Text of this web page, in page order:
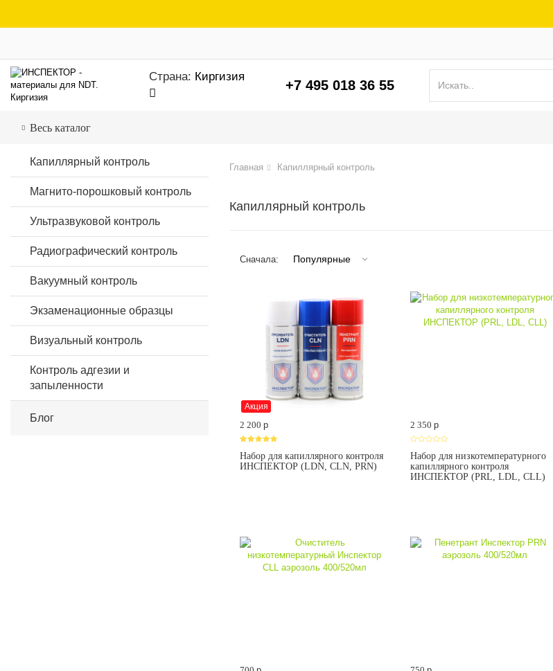
Страна: Киргизия
+7 495 018 36 55
Весь каталог
Капиллярный контроль
Магнито-порошковый контроль
Ультразвуковой контроль
Радиографический контроль
Вакуумный контроль
Экзаменационные образцы
Визуальный контроль
Контроль адгезии и
запыленности
Блог
Главная Капиллярный контроль
Капиллярный контроль
Сначала: Популярные
Акция
2 200 p
Набор для капиллярного контроля
ИНСПЕКТОР (LDN, CLN, PRN)
2 350 p
Набор для низкотемпературного
капиллярного контроля
ИНСПЕКТОР (PRL, LDL, CLL)